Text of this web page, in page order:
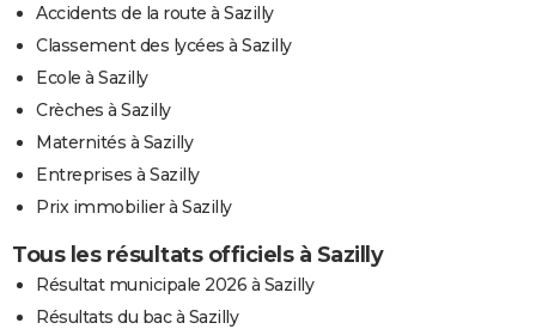
Accidents de la route à Sazilly
Classement des lycées à Sazilly
Ecole à Sazilly
Crèches à Sazilly
Maternités à Sazilly
Entreprises à Sazilly
Prix immobilier à Sazilly
Tous les résultats officiels à Sazilly
Résultat municipale 2026 à Sazilly
Résultats du bac à Sazilly